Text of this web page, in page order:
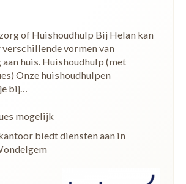
of Huishoudhulp Bij Helan kan
vormen van
huis. Huishoudhulp (met
Onze huishoudhulpen
bij…
mogelijk
biedt diensten aan in